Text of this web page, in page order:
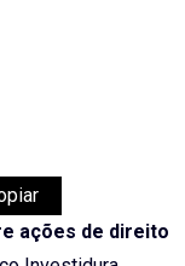
ações de direito